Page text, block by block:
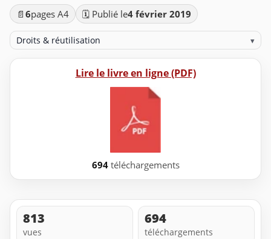
📄 6pages A4 🗓️ Publié le4 février 2019
Droits & réutilisation ▾
Lire le livre en ligne (PDF)
694téléchargements
813
vues
694
téléchargements